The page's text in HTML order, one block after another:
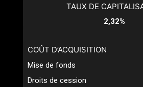
TAUX DE
2,32%
COÛT D’ACQUISITION
Mise de fonds
Droits de cession